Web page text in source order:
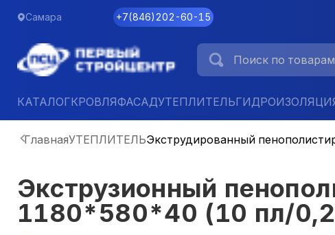
Самара +7(846)202-60-15
КАТАЛОГКРОВЛЯФАСАДУТЕПЛИТЕЛЬ
ГлавнаяУТЕПЛИТЕЛЬЭкструдированный
Экструзионный
1180*580*40 (10 пл/